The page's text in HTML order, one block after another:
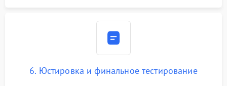
6. Юстировка и финальное тестирование